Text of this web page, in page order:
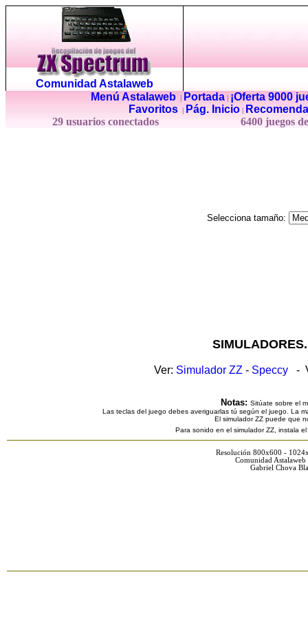
Comunidad Astalaweb
Menú Astalaweb| Portada|
¡Oferta 9000
Favoritos
Pág. Inicio
29 usuarios conectados
6400 juegos
Selecciona tamaño:
Ver: Simulador ZZ - Speccy -
Notas: Sitúate sobre el
Las teclas del juego debes averiguarlas tú según el juego. La
El simulador ZZ puede que
Para sonido en el simulador ZZ, instala
Resolución 800x600 -
Comunidad
Gabriel Chova